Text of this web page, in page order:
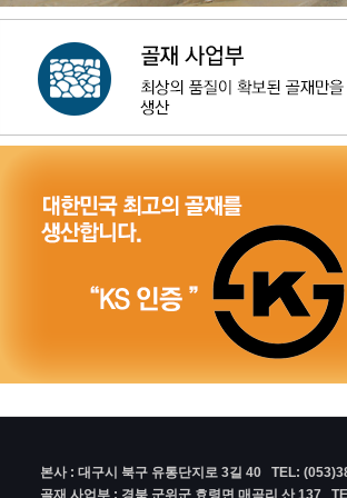
본사 : 대구시 북구 유통단지로 3길 40 TEL:
골재 사업부 : 경북 군위군 효령면 매곡리 산 137